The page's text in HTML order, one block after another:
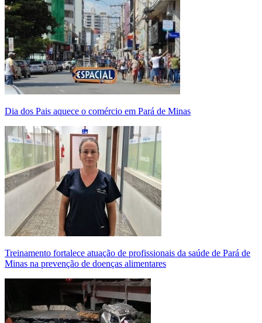
Dia dos Pais aquece o comércio em Pará de Minas
Treinamento fortalece atuação de profissionais da saúde de Pará de
Minas na prevenção de doenças alimentares